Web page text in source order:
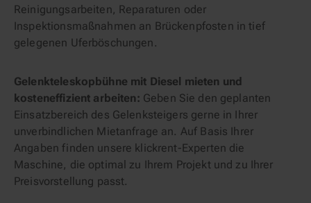
Reinigungsarbeiten, Reparaturen oder
Inspektionsmaßnahmen an Brückenpfosten in tief
gelegenen Uferböschungen.
Gelenkteleskopbühne mit Diesel mieten und
kosteneffizient arbeiten: Geben Sie den geplanten
Einsatzbereich des Gelenksteigers gerne in Ihrer
unverbindlichen Mietanfrage an. Auf Basis Ihrer
Angaben finden unsere klickrent-Experten die
Maschine, die optimal zu Ihrem Projekt und zu Ihrer
Preisvorstellung passt.